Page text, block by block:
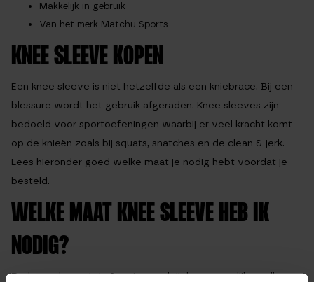
Makkelijk in gebruik
Van het merk Matchu Sports
KNEE SLEEVE KOPEN
Een knee sleeve is niet hetzelfde als een kniebrace. Bij een
blessure wordt het gebruik afgeraden. Knee sleeves zijn
bedoeld voor sportoefeningen waarbij er veel kracht komt
op de knieën zoals bij squats, snatches en de clean & jerk.
Lees hieronder goed welke maat je nodig hebt voordat je
besteld.
WELKE MAAT KNEE SLEEVE HEB IK
NODIG?
De knee sleeve is in 3 maten verkrijgbaar namelijk small,